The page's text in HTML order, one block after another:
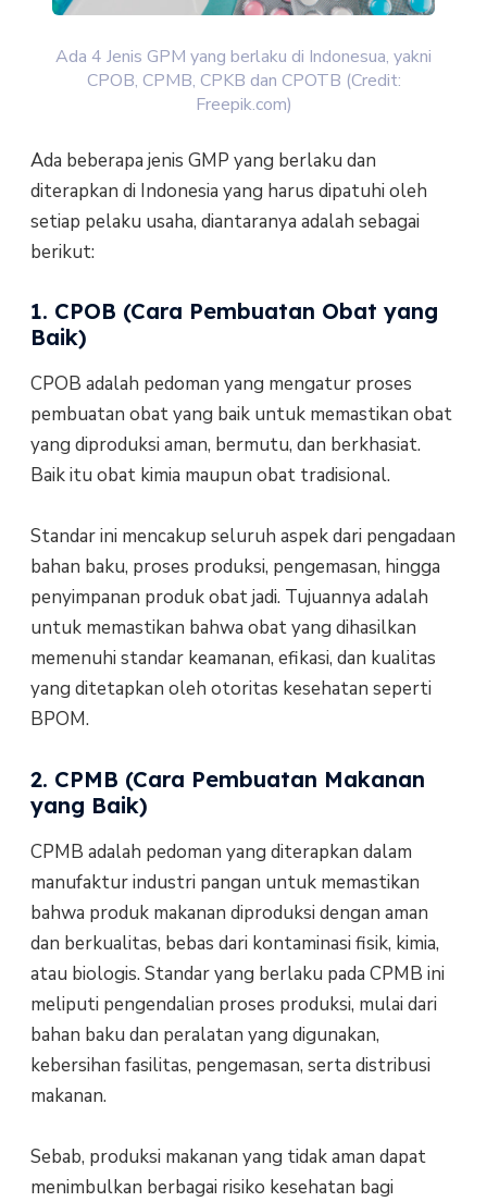
Ada 4 Jenis GPM yang berlaku di Indonesua, yakni
CPOB, CPMB, CPKB dan CPOTB (Credit:
Freepik.com)
Ada beberapa jenis GMP yang berlaku dan
diterapkan di Indonesia yang harus dipatuhi oleh
setiap pelaku usaha, diantaranya adalah sebagai
berikut:
1. CPOB (Cara Pembuatan Obat yang
Baik)
CPOB adalah pedoman yang mengatur proses
pembuatan obat yang baik untuk memastikan obat
yang diproduksi aman, bermutu, dan berkhasiat.
Baik itu obat kimia maupun obat tradisional.
Standar ini mencakup seluruh aspek dari pengadaan
bahan baku, proses produksi, pengemasan, hingga
penyimpanan produk obat jadi. Tujuannya adalah
untuk memastikan bahwa obat yang dihasilkan
memenuhi standar keamanan, efikasi, dan kualitas
yang ditetapkan oleh otoritas kesehatan seperti
BPOM.
2. CPMB (Cara Pembuatan Makanan
yang Baik)
CPMB adalah pedoman yang diterapkan dalam
manufaktur industri pangan untuk memastikan
bahwa produk makanan diproduksi dengan aman
dan berkualitas, bebas dari kontaminasi fisik, kimia,
atau biologis. Standar yang berlaku pada CPMB ini
meliputi pengendalian proses produksi, mulai dari
bahan baku dan peralatan yang digunakan,
kebersihan fasilitas, pengemasan, serta distribusi
makanan.
Sebab, produksi makanan yang tidak aman dapat
menimbulkan berbagai risiko kesehatan bagi